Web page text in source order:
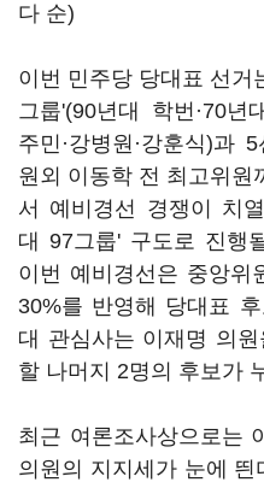
다 순)
이번 민주당 당대표 선거
그룹'(90년대 학번·70년
주민·강병원·강훈식)과
원외 이동학 전 최고위원
서 예비경선 경쟁이 치
대 97그룹' 구도로 진행
이번 예비경선은 중앙위
30%를 반영해 당대표
대 관심사는 이재명 의
할 나머지 2명의 후보가
최근 여론조사상으로는
의원의 지지세가 눈에 띈